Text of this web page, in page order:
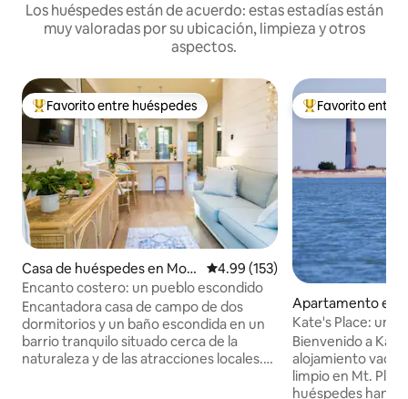
Los huéspedes están de acuerdo: estas estadías están
muy valoradas por su ubicación, limpieza y otros
aspectos.
Favorito entre huéspedes preferido
Favorito entre huéspedes
Casa de huéspedes en Mou
nt Pleasant
Calificación promedio: 4.99 de
4.99 (153)
Encanto costero: un pueblo escondido
Encantadora casa de campo de dos
dormitorios y un baño escondida en un
barrio tranquilo situado cerca de la
naturaleza y de las atracciones locales.
Favorito entre
Favorito entre
Apartamento en
asant
Kate's Place: un
Bienvenido a
alojamiento
limpio en Mt. Pleasant.
huéspedes han